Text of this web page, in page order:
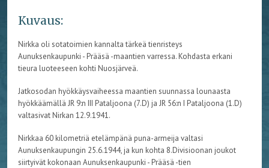
Kuvaus:
Nirkka oli sotatoimien kannalta tärkeä tienristeys
Aunuksenkaupunki - Prääsä -maantien varressa. Kohdasta erkani
tieura luoteeseen kohti Nuosjärveä.
Jatkosodan hyökkäysvaiheessa maantien suunnassa lounaasta
hyökkäämällä JR 9:n III Pataljoona (7.D) ja JR 56:n I Pataljoona (1.D)
valtasivat Nirkan 12.9.1941.
Nirkkaa 60 kilometriä etelämpänä puna-armeija valtasi
Aunuksenkaupungin 25.6.1944, ja kun kohta 8.Divisioonan joukot
siirtyivät kokonaan Aunuksenkaupunki - Prääsä -tien